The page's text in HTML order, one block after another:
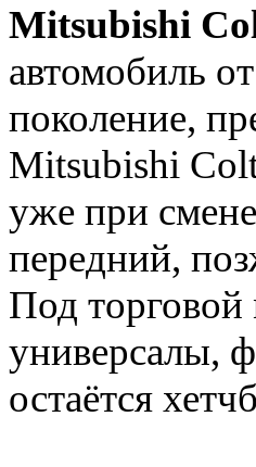
Mitsubishi
автомобиль
поколение,
Mitsubishi
уже при
передний,
Под торговой
универсалы,
остаётся